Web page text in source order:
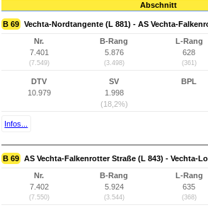
Abschnitt
B 69 Vechta-Nordtangente (L 881) - AS Vechta-
Nr.
7.401
(7.549)
B-Rang
5.876
(3.498)
L-Rang
628
(361)
DTV
10.979
SV
1.998
(18,2%)
BPL
Infos...
B 69 AS Vechta-Falkenrotter Straße (L 843) - Vechta-
Nr.
7.402
(7.550)
B-Rang
5.924
(3.544)
L-Rang
635
(368)